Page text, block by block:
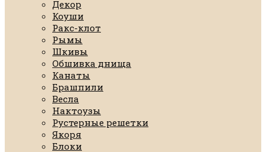
Декор
Коуши
Ракс-клот
Рымы
Шкивы
Обшивка днища
Канаты
Брашпили
Весла
Нактоузы
Рустерные решетки
Якоря
Блоки